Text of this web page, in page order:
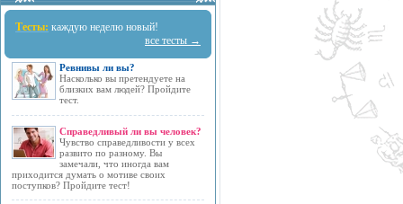
Тесты: каждую неделю новый!
все тесты →
Ревнивы ли вы?
Насколько вы претендуете на
близких вам людей? Пройдите
тест.
Справедливый ли вы человек?
Чувство справедливости у всех
развито по разному. Вы
замечали, что иногда вам
приходится думать о мотиве своих
поступков? Пройдите тест!